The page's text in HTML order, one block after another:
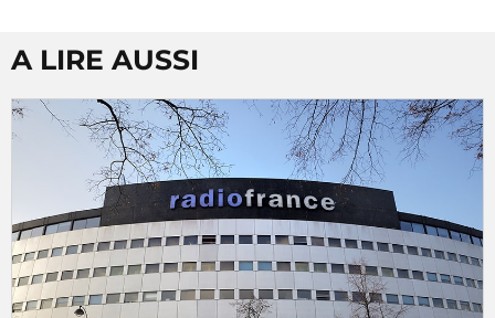
A LIRE AUSSI